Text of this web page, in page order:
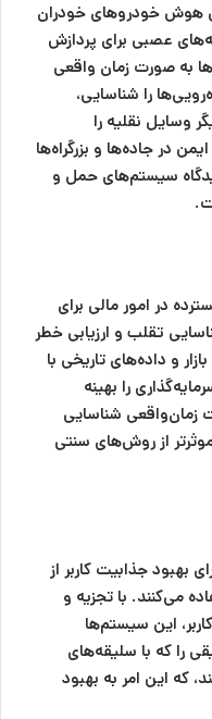
هوش خودروهای خودران
عصبی برای پردازش
به صورت زمان واقعی
را شناسایی،
وسایل نقلیه را
در جاده‌ها و بزرگراه‌ها
سیستم‌های حمل و
در امور مالی برای
تقلب و ارزیابی خطر
و داده‌های تاریخی با
را بهینه
زمان‌واقعی شناسایی
از روش‌های سنتی
بهبود جذابیت کاربر از
می‌کنند. با تجزیه و
این سیستم‌ها
را که با سلیقه‌های
که این امر به بهبود